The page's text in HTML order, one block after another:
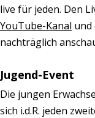
live für jeden. Den
YouTube-Kanal und
nachträglich
Jugend-Event
Die jungen
sich i.d.R. jeden